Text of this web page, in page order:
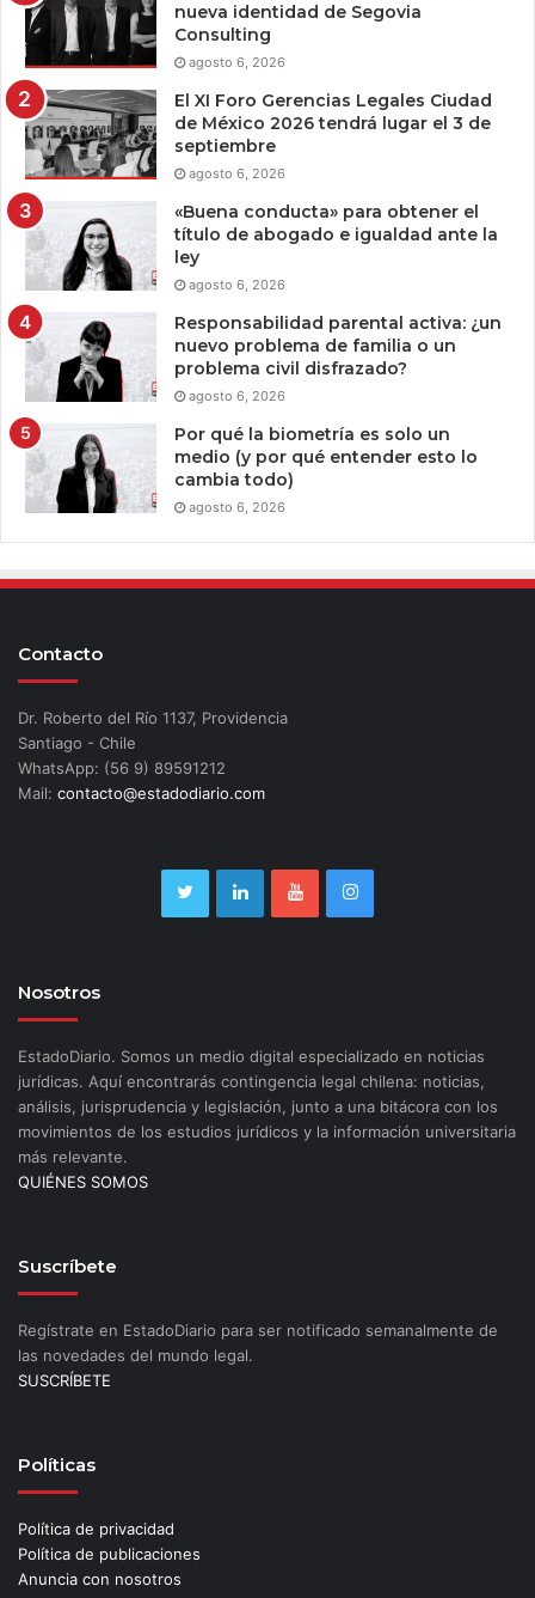
nueva identidad de Segovia
Consulting
agosto 6, 2026
El XI Foro Gerencias Legales Ciudad
de México 2026 tendrá lugar el 3 de
septiembre
agosto 6, 2026
«Buena conducta» para obtener el
título de abogado e igualdad ante la
ley
agosto 6, 2026
Responsabilidad parental activa: ¿un
nuevo problema de familia o un
problema civil disfrazado?
agosto 6, 2026
Por qué la biometría es solo un
medio (y por qué entender esto lo
cambia todo)
agosto 6, 2026
Contacto
Dr. Roberto del Río 1137, Providencia
Santiago - Chile
WhatsApp: (56 9) 89591212
Mail: contacto@estadodiario.com
Nosotros
EstadoDiario. Somos un medio digital especializado en noticias
jurídicas. Aquí encontrarás contingencia legal chilena: noticias,
análisis, jurisprudencia y legislación, junto a una bitácora con los
movimientos de los estudios jurídicos y la información universitaria
más relevante.
QUIÉNES SOMOS
Suscríbete
Regístrate en EstadoDiario para ser notificado semanalmente de
las novedades del mundo legal.
SUSCRÍBETE
Políticas
Política de privacidad
Política de publicaciones
Anuncia con nosotros